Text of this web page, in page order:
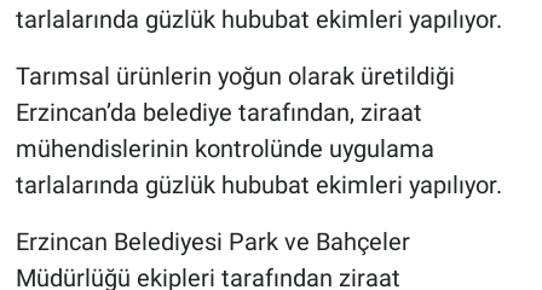
tarlalarında güzlük hububat ekimleri yapılıyor.
Tarımsal ürünlerin yoğun olarak üretildiği
Erzincan’da belediye tarafından, ziraat
mühendislerinin kontrolünde uygulama
tarlalarında güzlük hububat ekimleri yapılıyor.
Erzincan Belediyesi Park ve Bahçeler
Müdürlüğü ekipleri tarafından ziraat